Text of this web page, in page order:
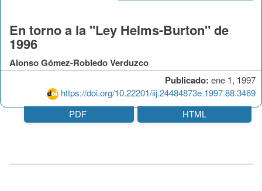
Publicado: ene 1, 1997
https://doi.org/10.22201/iij.24484873e.1997.88.3469
En torno a la "Ley Helms-Burton" de
1996
Alonso Gómez-Robledo Verduzco
PDF HTML